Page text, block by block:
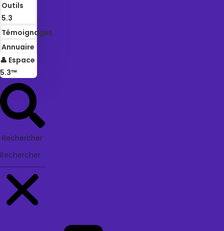
Outils
5.3
Témoignages
Annuaire
👤 Espace
5.3™
Rechercher